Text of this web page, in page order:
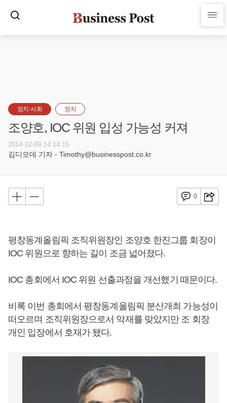
정치·사회 정치
조양호, IOC 위원 입성 가능성 커져
2014-12-09 14:14:15
김디모데 기자 - Timothy@businesspost.co.kr
0
평창동계올림픽 조직위원장인 조양호 한진그룹 회장이
IOC 위원으로 향하는 길이 조금 넓어졌다.
IOC 총회에서 IOC 위원 선출과정을 개선했기 때문이다.
비록 이번 총회에서 평창동계올림픽 분산개최 가능성이
떠오르며 조직위원장으로서 악재를 맞았지만 조 회장
개인 입장에서 호재가 됐다.